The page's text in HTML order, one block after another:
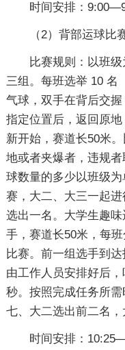
时间安排：
（2）背部运球比
比赛规则：以班
三组。每班选举 10 名
气球，双手在背后交
指定位置后，返回原
新开始，赛道长50米
地或者夹爆者，违规
球数量的多少以班级
赛，大二、大三一起
选出一名。大学生趣
手，赛道长50米，每
比赛。前一组选手到
由工作人员安排好后
秒。按照完成任务所需
七、大二选出前二名，
时间安排：